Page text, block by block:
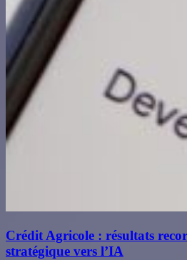
Crédit Agricole : résultats
stratégique vers l’IA